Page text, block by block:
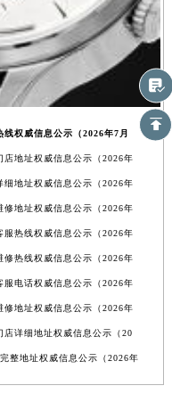
权威信息公示（2026年7月
地址权威信息公示（2026年
地址权威信息公示（2026年
地址权威信息公示（2026年
热线权威信息公示（2026年
热线权威信息公示（2026年
电话权威信息公示（2026年
地址权威信息公示（2026年
详细地址权威信息公示（20
整地址权威信息公示（2026年